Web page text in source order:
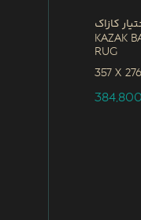
کازاک
Kazak
Rug
357 x